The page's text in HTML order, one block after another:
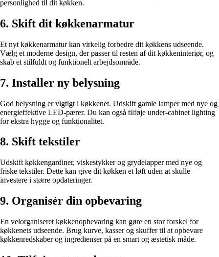
personlighed til dit køkken.
6. Skift dit køkkenarmatur
Et nyt køkkenarmatur kan virkelig forbedre dit køkkens udseende.
Vælg et moderne design, der passer til resten af dit køkkeninteriør, og
skab et stilfuldt og funktionelt arbejdsområde.
7. Installer ny belysning
God belysning er vigtigt i køkkenet. Udskift gamle lamper med nye og
energieffektive LED-pærer. Du kan også tilføje under-cabinet lighting
for ekstra hygge og funktionalitet.
8. Skift tekstiler
Udskift køkkengardiner, viskestykker og grydelapper med nye og
friske tekstiler. Dette kan give dit køkken et løft uden at skulle
investere i større opdateringer.
9. Organisér din opbevaring
En velorganiseret køkkenopbevaring kan gøre en stor forskel for
køkkenets udseende. Brug kurve, kasser og skuffer til at opbevare
køkkenredskaber og ingredienser på en smart og æstetisk måde.